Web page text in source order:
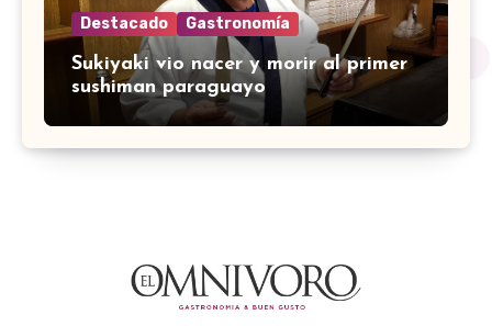
Destacado Gastronomía
Sukiyaki vio nacer y morir al primer
sushiman paraguayo